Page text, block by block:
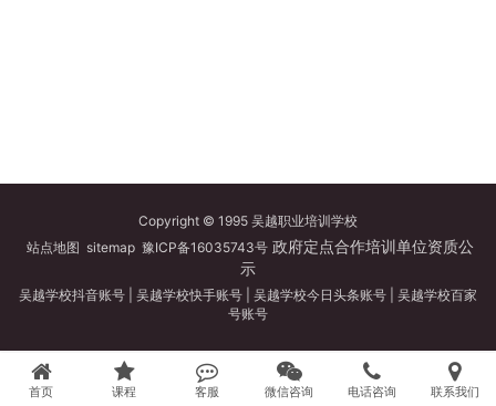
Copyright © 1995 吴越职业培训学校
站点地图 sitemap 豫ICP备16035743号政府定点合作培训单位资质公
示
吴越学校抖音账号 吴越学校快手账号 吴越学校今日头条账号
吴越学校百家
号账号
首页 课程 客服 微信咨询 电话咨询 联系我们